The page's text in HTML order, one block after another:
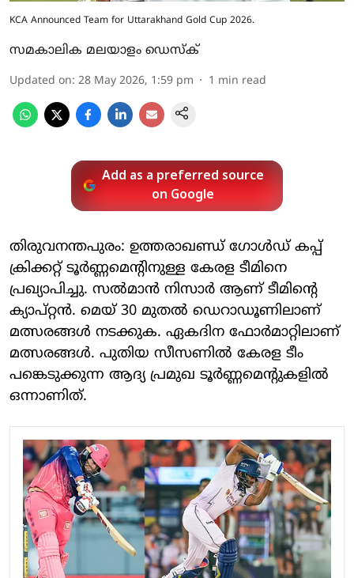
KCA Announced Team for Uttarakhand Gold Cup 2026.
സമകാലിക മലയാളം ഡെസ്ക്
Updated on: 28 May 2026, 1:59 pm 1 min read
Add as a preferred source
on Google
തിരുവനന്തപുരം: ഉത്തരാഖണ്ഡ് ഗോൾഡ് കപ്പ്
ക്രിക്കറ്റ് ടൂർണ്ണമെന്റിനുള്ള കേരള ടീമിനെ
പ്രഖ്യാപിച്ചു. സൽമാൻ നിസാർ ആണ് ടീമിന്റെ
ക്യാപ്റ്റൻ. മെയ് 30 മുതൽ ഡെറാഡൂണിലാണ്
മത്സരങ്ങൾ നടക്കുക. ഏകദിന ഫോർമാറ്റിലാണ്
മത്സരങ്ങൾ. പുതിയ സീസണിൽ കേരള ടീം
പങ്കെടുക്കുന്ന ആദ്യ പ്രമുഖ ടൂർണ്ണമെൻ്റുകളിൽ
ഒന്നാണിത്.